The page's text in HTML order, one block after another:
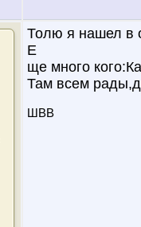
Толю я нашел в
Е
ще много
Там всем
ШВВ